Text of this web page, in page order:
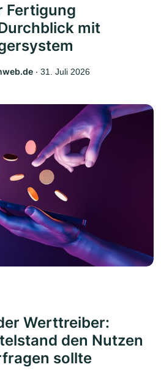
Fertigung
mit
‧ 31. Juli 2026
Werttreiber:
den Nutzen
sollte